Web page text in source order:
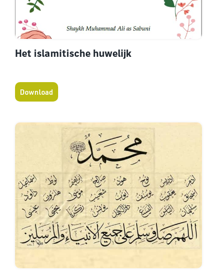
Het islamitische huwelijk
Download